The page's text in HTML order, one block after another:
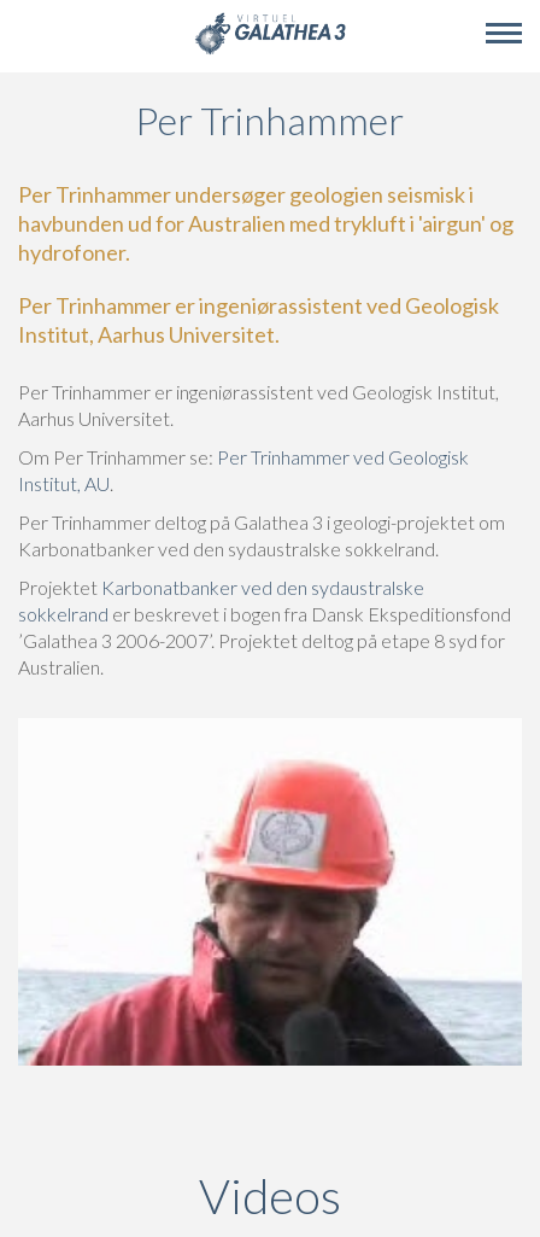
Per Trinhammer
Per Trinhammer undersøger geologien seismisk i
havbunden ud for Australien med trykluft i 'airgun' og
hydrofoner.
Per Trinhammer er ingeniørassistent ved Geologisk
Institut, Aarhus Universitet.
Per Trinhammer er ingeniørassistent ved Geologisk Institut,
Aarhus Universitet.
Om Per Trinhammer se: Per Trinhammer ved Geologisk
Institut, AU.
Per Trinhammer deltog på Galathea 3 i geologi-projektet om
Karbonatbanker ved den sydaustralske sokkelrand.
Projektet Karbonatbanker ved den sydaustralske
sokkelrand er beskrevet i bogen fra Dansk Ekspeditionsfond
’Galathea 3 2006-2007’. Projektet deltog på etape 8 syd for
Australien.
Videos